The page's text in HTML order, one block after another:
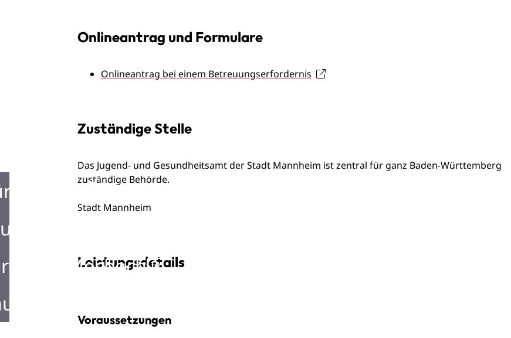
Information
in Mosbach
in Mosbach
Onlineantrag und Formulare
Onlineantrag bei einem Betreuungserfordernis
Zuständige Stelle
Das Jugend- und Gesundheitsamt der Stadt Mannheim ist zentral für ganz Baden-Württemberg
zuständige Behörde.
Stadt Mannheim
Leistungsdetails
Voraussetzungen